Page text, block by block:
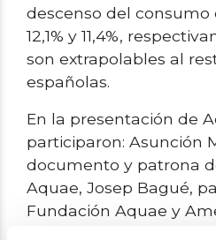
descenso del
12,1% y 11,4%,
son extrapolables al
españolas.
En la presentación de
participaron: Asunción
documento y patrona
Aquae, Josep Bagué,
Fundación Aquae y